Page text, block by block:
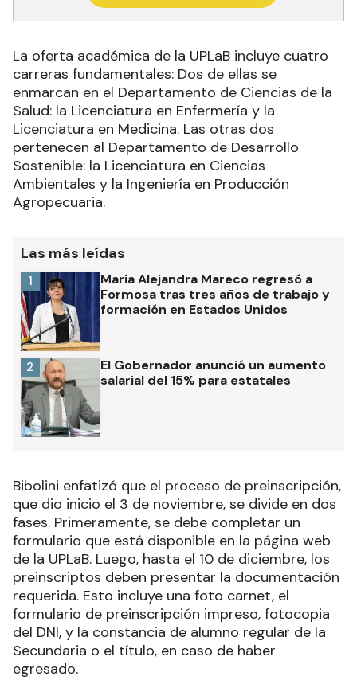
La oferta académica de la UPLaB incluye cuatro
carreras fundamentales: Dos de ellas se
enmarcan en el Departamento de Ciencias de la
Salud: la Licenciatura en Enfermería y la
Licenciatura en Medicina. Las otras dos
pertenecen al Departamento de Desarrollo
Sostenible: la Licenciatura en Ciencias
Ambientales y la Ingeniería en Producción
Agropecuaria.
Las más leídas
María Alejandra Mareco regresó a
Formosa tras tres años de trabajo y
formación en Estados Unidos
1
El Gobernador anunció un aumento
salarial del 15% para estatales
2
Bibolini enfatizó que el proceso de preinscripción,
que dio inicio el 3 de noviembre, se divide en dos
fases. Primeramente, se debe completar un
formulario que está disponible en la página web
de la UPLaB. Luego, hasta el 10 de diciembre, los
preinscriptos deben presentar la documentación
requerida. Esto incluye una foto carnet, el
formulario de preinscripción impreso, fotocopia
del DNI, y la constancia de alumno regular de la
Secundaria o el título, en caso de haber
egresado.